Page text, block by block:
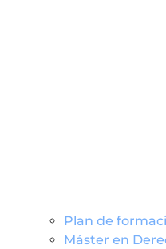
Plan de
Máster en